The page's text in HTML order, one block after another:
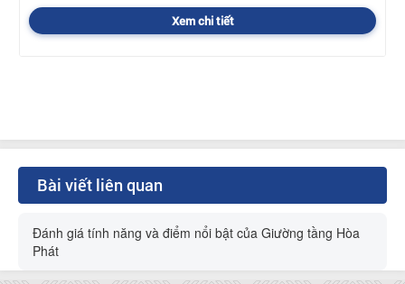
Xem chi tiết
Bài viết liên quan
Đánh giá tính năng và điểm nổi bật của Giường tầng Hòa
Phát